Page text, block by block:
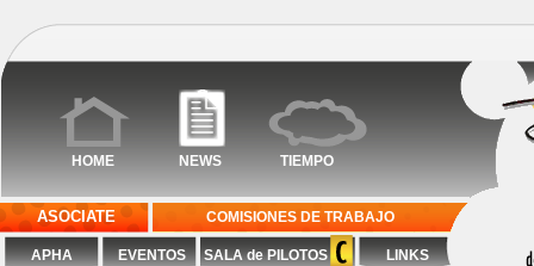
HOME NEWS TIEMPO
ASOCIATE COMISIONES DE TRABAJO
APHA EVENTOS SALA de PILOTOS LINKS